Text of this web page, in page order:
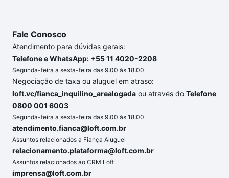
Fale Conosco
Atendimento para dúvidas gerais:
Telefone e WhatsApp: +55 11 4020-2208
Segunda-feira a sexta-feira das 9:00 às 18:00
Negociação de taxa ou aluguel em atraso:
loft.vc/fianca_inquilino_arealogada ou através do Telefone
0800 001 6003
Segunda-feira a sexta-feira das 9:00 às 18:00
atendimento.fianca@loft.com.br
Assuntos relacionados a Fiança Aluguel
relacionamento.plataforma@loft.com.br
Assuntos relacionados ao CRM Loft
imprensa@loft.com.br